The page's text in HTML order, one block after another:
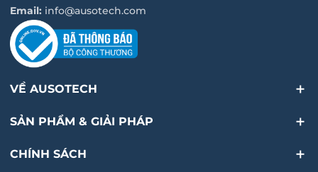
Email: info@ausotech.com
VỀ AUSOTECH
SẢN PHẨM & GIẢI PHÁP
CHÍNH SÁCH